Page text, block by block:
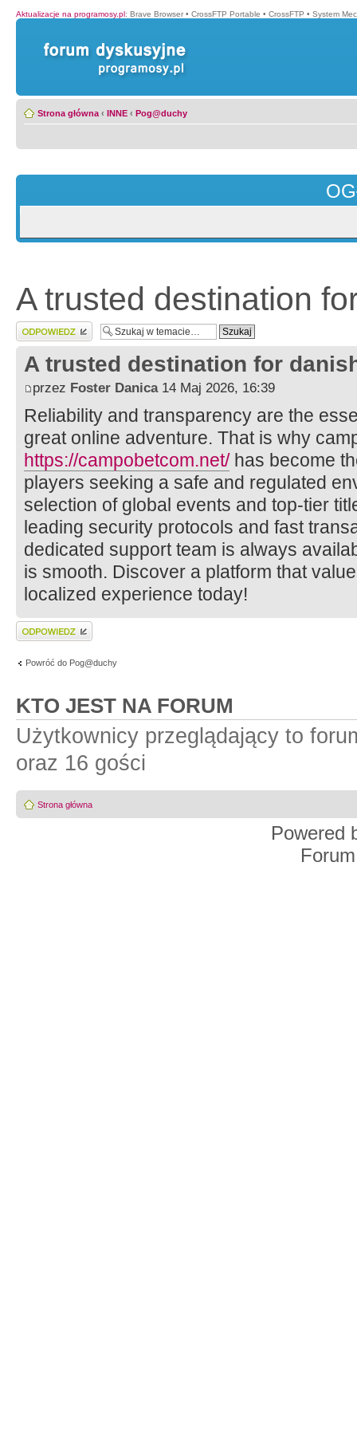
Aktualizacje na programosy.pl: Brave Browser • CrossFTP Portable • CrossFTP • System
Strona główna ‹ INNE ‹ Pog@duchy
A trusted destination
Wyślij odpowiedź
A trusted destination for
przez Foster Danica14 Maj 2026, 16:39
Reliability and transparency are the
great online adventure. That is why
https://campobetcom.net/has become
players seeking a safe and regulated
selection of global events and top-tier
leading security protocols and fast
dedicated support team is always
is smooth. Discover a platform that
localized experience today!
Wyślij odpowiedź
Powróć do Pog@duchy
KTO JEST NA FORUM
Użytkownicy przeglądający to
oraz 16 gości
Strona główna
Powered